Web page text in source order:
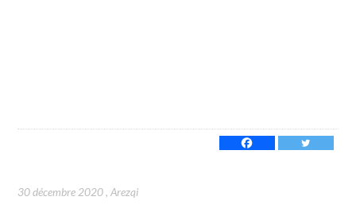
30 décembre 2020,Arezqi